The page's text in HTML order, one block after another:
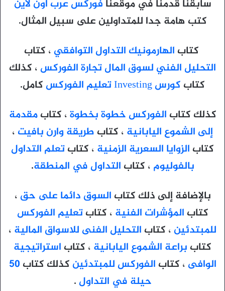
سابقنا قدمنا في موقعنا فوركس عرب اون لاين
كتب هامة جدا للمتداولين على سبيل المثال.
كتاب الهارمونيك التداول التوافقي ، كتاب
التحليل الفني لسوق المال تجارة الفوركس ، كذلك
كتاب كورس Investing تعليم الفوركس
كامل.
كذلك كتاب الفوركس خطوة بخطوة، كتابمقدمة
إلى الشموع اليابانية ، كتاب طريقة وارن بافيت ،
كتاب الزوايا السعرية الزمنية ، كتابتعلم التداول
بالفوليوم ، كتاب التداول في المنطقة.
بالإضافة إلى ذلك كتاب السوق دائما على حق ،
كتاب المؤشرات الفنية ، كتابتعليم الفوركس
للمبتدئين ، كتاب التحليل الفنى للاسواق المالية ،
كتاب براعة الشموع اليابانية ، كتاب استراتيجية
الوافى ، كتاب الفوركس للمبتدئين كذلك كتاب 50
حيلة في التداول .